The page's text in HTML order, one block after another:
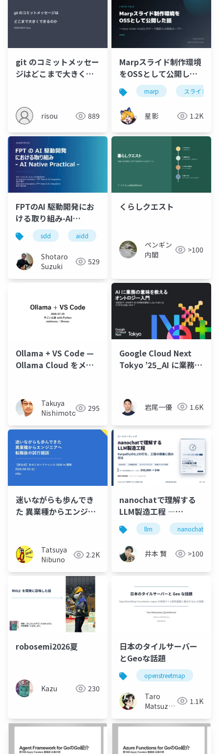
git のコミットメッセー
ジはどこまで大きくで
risou 889
Marpスライド制作環境
をOSSとして公開した
話 〜marp-slides-
studio のテーマ設計と
AI自走ループ〜
marp スライド
星影 1.2K
FPTのAI 駆動開発にお
ける取り組み-AI
Native Practical
sdd aidd
Shotaro
Suzuki
529
くらしクエスト
ペンギン
内閣
>100
Ollama + VS Code —
Ollama Cloud をメイ
Takuya
Nishimoto
295
Google Cloud Next
Tokyo ’25_AI に業務の
岩尾一優 1.6K
迷いながらも歩んでき
た 異業種からエンジニ
Tatsuya
Nibuno
2.2K
nanochatで理解する
LLM製造工程 ―
tokenizer訓練からチ
ャットCLIまで、
Karpathyの8,159行を
読み切る
llm nanochat
井本 賢 >100
robosemi2026夏
Kazu 230
日本のタイルサーバー
とGeoな話題
openstreetmap
Taro
Matsuzawa
1.1K